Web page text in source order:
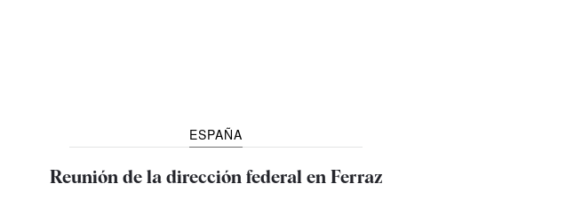
ESPAÑA
Reunión de la dirección federal en Ferraz